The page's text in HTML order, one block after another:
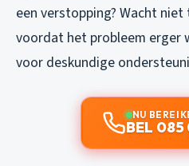
een verstopping? Wacht
voordat het probleem erger
voor deskundige
NU
BEL 085